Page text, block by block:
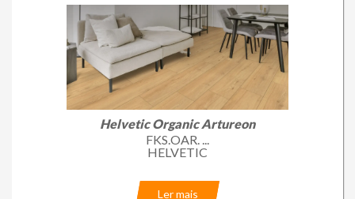
Helvetic Organic Artureon
FKS.OAR. ...
HELVETIC
Ler mais